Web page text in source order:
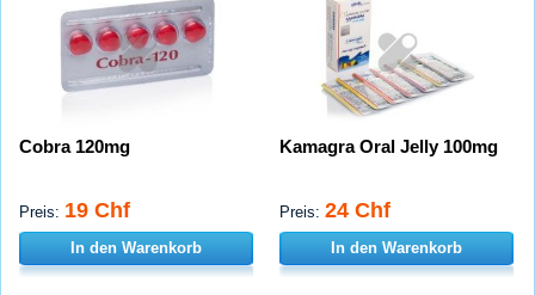
Cobra 120mg
Preis: 19 Chf
In den Warenkorb
Kamagra Oral Jelly 100mg
Preis: 24 Chf
In den Warenkorb